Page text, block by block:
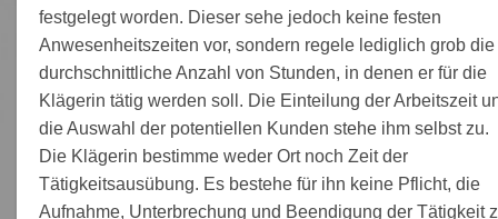
festgelegt worden. Dieser sehe jedoch keine festen
Anwesenheitszeiten vor, sondern regele lediglich grob die
durchschnittliche Anzahl von Stunden, in denen er für die
Klägerin tätig werden soll. Die Einteilung der Arbeitszeit
die Auswahl der potentiellen Kunden stehe ihm selbst zu.
Die Klägerin bestimme weder Ort noch Zeit der
Tätigkeitsausübung. Es bestehe für ihn keine Pflicht, die
Aufnahme, Unterbrechung und Beendigung der Tätigkeit